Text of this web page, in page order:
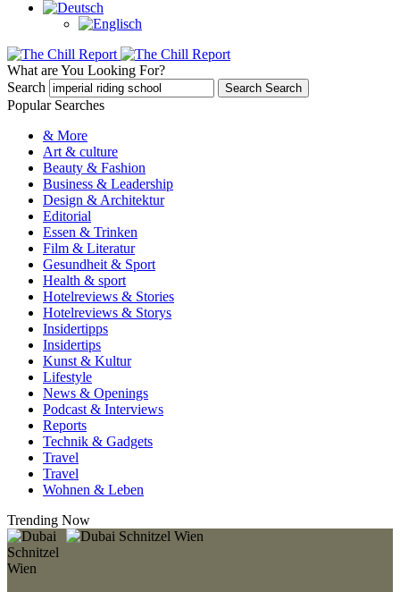
What are You Looking For?
Search
Search Search
Popular Searches
& More
Art & culture
Beauty & Fashion
Business & Leadership
Design & Architektur
Editorial
Essen & Trinken
Film & Literatur
Gesundheit & Sport
Health & sport
Hotelreviews & Stories
Hotelreviews & Storys
Insidertipps
Insidertips
Kunst & Kultur
Lifestyle
News & Openings
Podcast & Interviews
Reports
Technik & Gadgets
Travel
Travel
Wohnen & Leben
Trending Now